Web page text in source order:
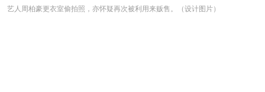
艺人周柏豪更衣室偷拍照，亦怀疑再次被利用来贩售。（设计图片）